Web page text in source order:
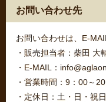
お問い合わせ先
お問い合わせは、E-
・販売担当者：柴田 大
・E-MAIL：
・営業時間：9：00～
・定休日：土・日・祝日